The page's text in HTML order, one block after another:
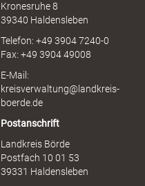
Kronesruhe 8
39340 Haldensleben
Telefon: +49 3904 7240-0
Fax: +49 3904 49008
E-Mail:
kreisverwaltung@landkreis-
boerde.de
Postanschrift
Landkreis Börde
Postfach 10 01 53
39331 Haldensleben